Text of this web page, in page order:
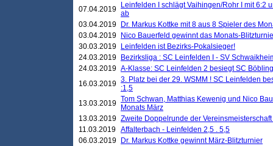
07.04.2019
Leinfelden I schlägt Vaihingen/Rohr I mit 6:2
ab
03.04.2019
Dr. Markus Kottke mit 8 aus 8 Spieler des
03.04.2019
Nico Bauerfeld gewinnt das Monats-
30.03.2019
Leinfelden ist Bezirks-Pokalsieger!
24.03.2019
Bezirksliga : SC Leinfelden I - SV
24.03.2019 A-Klasse: SC Leinfelden 2 besiegt SC
16.03.2019 3. Platz bei der 29. WSMM ! SC Leinfelden
:1,5
13.03.2019 Tom Schwan, Matthias Kewenig und Nico
Monats März
13.03.2019 Zweite Doppelrunde der
11.03.2019 Affalterbach - Leinfelden 2,5 . 5,5
06.03.2019
Dr. Markus Kottke gewinnt März-Blitzturnier